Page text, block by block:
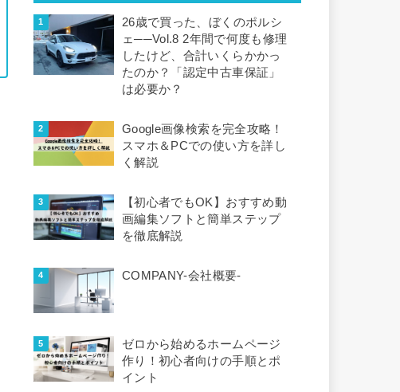
26歳で買った、ぼくのポルシ
ェ──Vol.8 2年間で何度も修理
したけど、合計いくらかかっ
たのか？「認定中古車保証」
は必要か？
Google画像検索を完全攻略！
スマホ＆PCでの使い方を詳し
く解説
【初心者でもOK】おすすめ動
画編集ソフトと簡単ステップ
を徹底解説
COMPANY-会社概要-
ゼロから始めるホームページ
作り！初心者向けの手順とポ
イント